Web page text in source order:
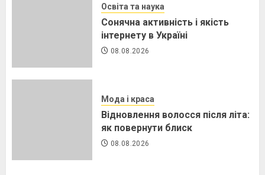
Освіта та наука
Сонячна активність і якість
інтернету в Україні
08.08.2026
Мода і краса
Відновлення волосся після літа:
як повернути блиск
08.08.2026